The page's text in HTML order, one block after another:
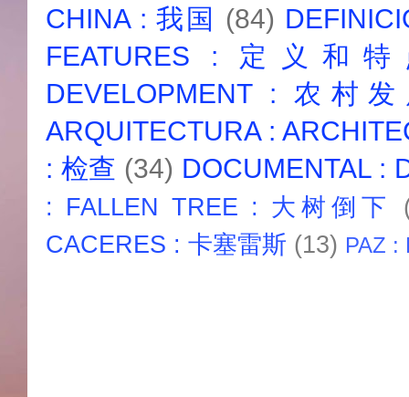
CHINA : 我国 (84)
FEATURES : 定义和
DEVELOPMENT : 农村
ARQUITECTURA :
: 检查 (34) DOCUMENTAL :
: FALLEN TREE : 大树倒下
CACERES : 卡塞雷斯 (13) PAZ :